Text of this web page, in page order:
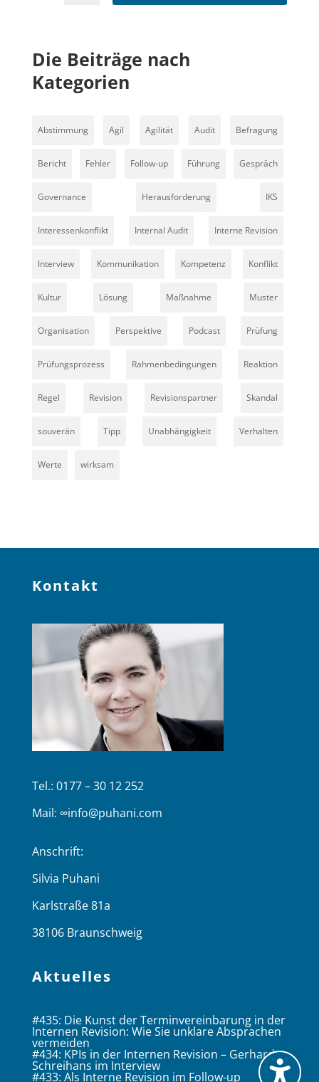
Die Beiträge nach
Kategorien
Abstimmung Agil Agilität Audit Befragung
Bericht Fehler Follow-up Führung Gespräch
Governance Herausforderung IKS
Interessenkonflikt Internal Audit Interne Revision
Interview Kommunikation Kompetenz Konflikt
Kultur Lösung Maßnahme Muster
Organisation Perspektive Podcast Prüfung
Prüfungsprozess Rahmenbedingungen Reaktion
Regel Revision Revisionspartner Skandal
souverän Tipp Unabhängigkeit Verhalten
Werte wirksam
Kontakt
Tel.: 0177 – 30 12 252
Mail: ∞info@puhani.com
Anschrift:
Silvia Puhani
Karlstraße 81a
38106 Braunschweig
Aktuelles
#435: Die Kunst der Terminvereinbarung in der
Internen Revision: Wie Sie unklare Absprachen
vermeiden
#434: KPIs in der Internen Revision – Gerhard
Schreihans im Interview
#433: Als Interne Revision im Follow-up